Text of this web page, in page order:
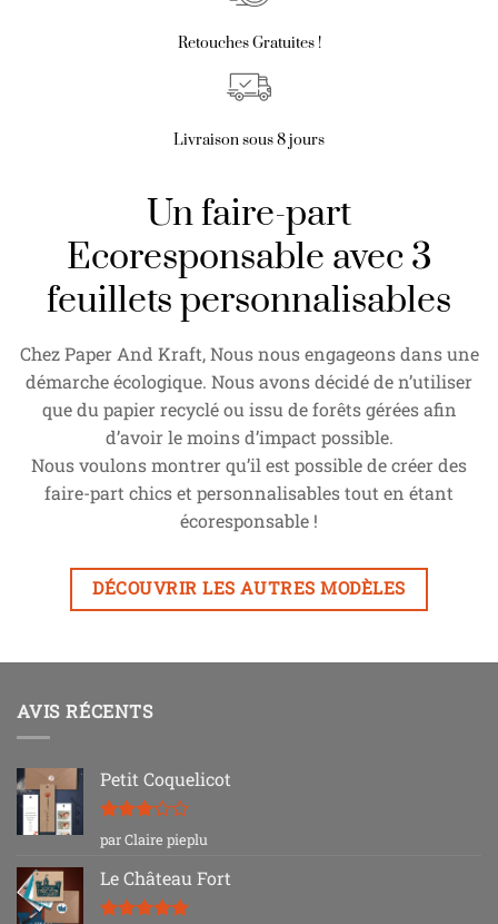
Retouches Gratuites !
Livraison sous 8 jours
Un faire-part
Ecoresponsable avec 3
feuillets personnalisables
Chez Paper And Kraft, Nous nous engageons dans une
démarche écologique. Nous avons décidé de n’utiliser
que du papier recyclé ou issu de forêts gérées afin
d’avoir le moins d’impact possible.
Nous voulons montrer qu’il est possible de créer des
faire-part chics et personnalisables tout en étant
écoresponsable !
DÉCOUVRIR LES AUTRES MODÈLES
AVIS RÉCENTS
Petit Coquelicot
Note3
sur 5
par Claire pieplu
Le Château Fort